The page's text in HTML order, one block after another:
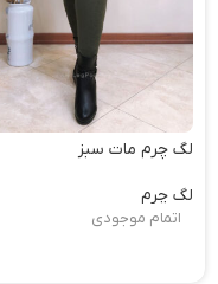
لگ چرم مات سبز
لگ چرم
اتمام موجودی